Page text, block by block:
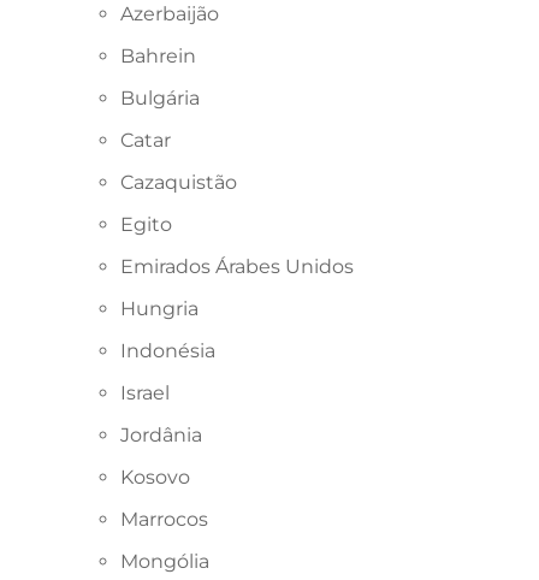
Azerbaijão
Bahrein
Bulgária
Catar
Cazaquistão
Egito
Emirados Árabes Unidos
Hungria
Indonésia
Israel
Jordânia
Kosovo
Marrocos
Mongólia